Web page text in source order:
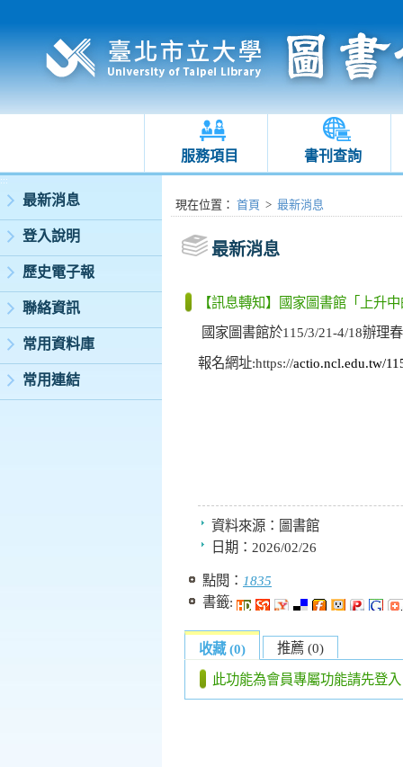
服務項目 書刊查詢
:::
最新消息
登入說明
歷史電子報
聯絡資訊
常用資料庫
常用連結
:::現在位置 ： 首頁 > 最新消息
最新消息
【訊息轉知】國家圖書館「上升
國家圖書館於115/3/21-4/18辦理
報名網址:https://actio.ncl.edu.tw/
資料來源： 圖書館
日期： 2026/02/26
點閱： 1835
書籤:
收藏 (0) 推薦 (0)
此功能為會員專屬功能請先登入